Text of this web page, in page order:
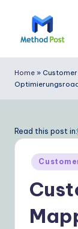
e
t
o
Home »
Read this post in:
Posted
in